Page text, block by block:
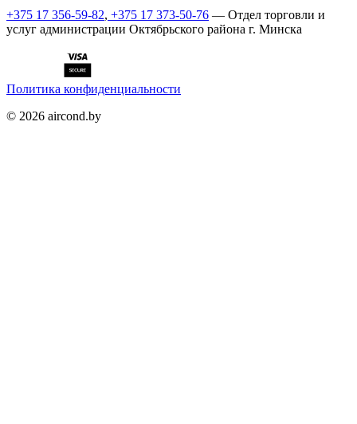
+375 17 356-59-82, +375 17 373-50-76 — Отдел торговли и
услуг администрации Октябрьского района г. Минска
Политика конфиденциальности
© 2026 aircond.by